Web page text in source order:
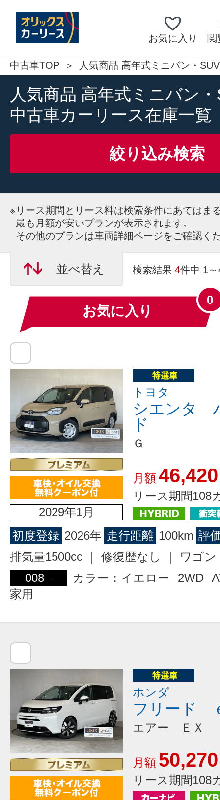
お気に入り 閲
中古車TOP 人気商品 高年式ミニバン・
人気商品 高年式ミニバン
中古車カーリース在庫一覧
絞り込み検索
※ リース期間とリース料は検索条件にあてはま
最も月額が安いプランが表示されます。
その他のプランは車両詳細ページをご確認く
並べ替え 検索結果 4件中 1
お気に入り
0
2029年1月
トヨタ
シエンタ
ド
Ｇ
月額46,420
リース期間108
初度登録 2026年 走行距離 100km 評
排気量1500cc ｜ 修復歴なし ｜ ワゴ
008--
カラー：イエロー 2WD
家用
ホンダ
フリード
エアー ＥＸ
月額 50,270
リース期間108